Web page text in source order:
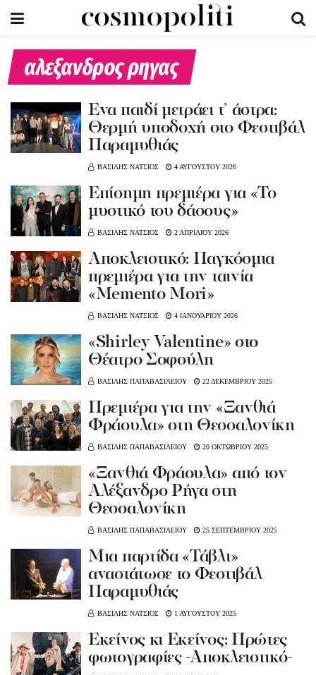
αλεξανδρος ρηγας
Ένα παιδί μετράει τ’ άστρα:
Θερμή υποδοχή στο Φεστιβάλ
Παραμυθιάς
ΒΑΣΙΛΗΣ ΝΑΤΣΙΟΣ 4 ΑΥΓΟΥΣΤΟΥ 2026
Eπίσημη πρεμιέρα για «Το
μυστικό του δάσους»
ΒΑΣΙΛΗΣ ΝΑΤΣΙΟΣ 2 ΑΠΡΙΛΙΟΥ 2026
Αποκλειστικό: Παγκόσμια
πρεμιέρα για την ταινία
«Memento Mori»
ΒΑΣΙΛΗΣ ΝΑΤΣΙΟΣ 4 ΙΑΝΟΥΑΡΙΟΥ 2026
«Shirley Valentine» στο
Θέατρο Σοφούλη
ΒΑΣΙΛΗΣ ΠΑΠΑΒΑΣΙΛΕΙΟΥ 22 ΔΕΚΕΜΒΡΙΟΥ 2025
Πρεμιέρα για την «Ξανθιά
Φράουλα» στη Θεσσαλονίκη
ΒΑΣΙΛΗΣ ΠΑΠΑΒΑΣΙΛΕΙΟΥ 20 ΟΚΤΩΒΡΙΟΥ 2025
«Ξανθιά Φράουλα» από τον
Αλέξανδρο Ρήγα στη
Θεσσαλονίκη
ΒΑΣΙΛΗΣ ΠΑΠΑΒΑΣΙΛΕΙΟΥ 25 ΣΕΠΤΕΜΒΡΙΟΥ 2025
Μια παρτίδα «Τάβλι»
αναστάτωσε το Φεστιβάλ
Παραμυθιάς
ΒΑΣΙΛΗΣ ΝΑΤΣΙΟΣ 1 ΑΥΓΟΥΣΤΟΥ 2025
Εκείνος κι Εκείνος: Πρώτες
φωτογραφίες -Αποκλειστικό-